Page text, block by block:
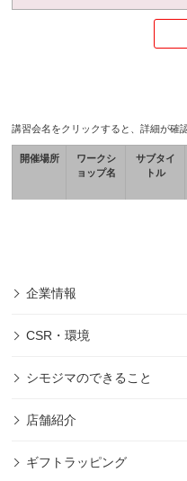
講習会名をクリックすると、詳細が確
開催場所
ワークシ
ョップ名
サブタイ
トル
企業情報
CSR・環境
シモジマのできること
店舗紹介
ギフトラッピング